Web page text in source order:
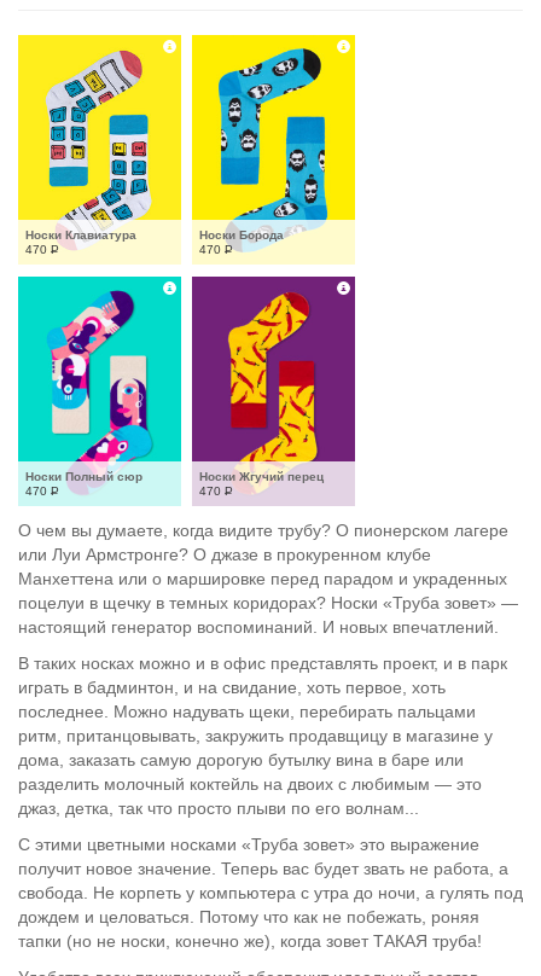
Носки Клавиатура
470 Р
Носки Борода
470 Р
Носки Полный сюр
470 Р
Носки Жгучий перец
470 Р
О чем вы думаете, когда видите трубу? О пионерском лагере
или Луи Армстронге? О джазе в прокуренном клубе
Манхеттена или о маршировке перед парадом и украденных
поцелуи в щечку в темных коридорах? Носки «Труба зовет» —
настоящий генератор воспоминаний. И новых впечатлений.
В таких носках можно и в офис представлять проект, и в парк
играть в бадминтон, и на свидание, хоть первое, хоть
последнее. Можно надувать щеки, перебирать пальцами
ритм, пританцовывать, закружить продавщицу в магазине у
дома, заказать самую дорогую бутылку вина в баре или
разделить молочный коктейль на двоих с любимым — это
джаз, детка, так что просто плыви по его волнам...
С этими цветными носками «Труба зовет» это выражение
получит новое значение. Теперь вас будет звать не работа, а
свобода. Не корпеть у компьютера с утра до ночи, а гулять под
дождем и целоваться. Потому что как не побежать, роняя
тапки (но не носки, конечно же), когда зовет ТАКАЯ труба!